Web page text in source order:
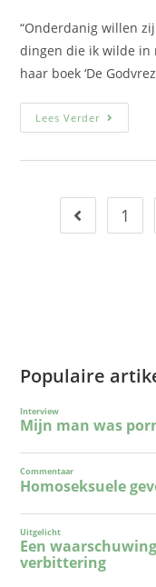
“Onderdanig willen
dingen die ik wilde in
haar boek ‘De
Lees Verder
1
Populaire